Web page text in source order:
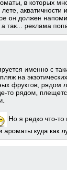
в которых
акватичности
он должен
так... реклама
именно с
на
фруктов, рядом
то рядом,
Но я редко что-
ароматы куда как